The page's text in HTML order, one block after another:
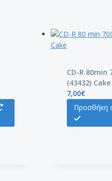
CD-R 80min
(43432)
7,00€
Προσθήκη